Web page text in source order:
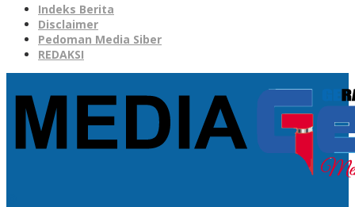
Indeks Berita
Disclaimer
Pedoman Media Siber
REDAKSI